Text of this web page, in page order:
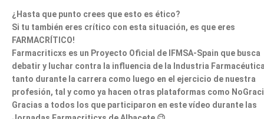
¿Hasta que punto crees que esto es ético?
Si tu también eres crítico con esta situación, es que eres
FARMACRÍTICO!
Farmacriticxs es un Proyecto Oficial de IFMSA-Spain que busca
debatir y luchar contra la influencia de la Industria
tanto durante la carrera como luego en el ejercicio de nuestra
profesión, tal y como ya hacen otras plataformas como
Gracias a todos los que participaron en este vídeo durante las